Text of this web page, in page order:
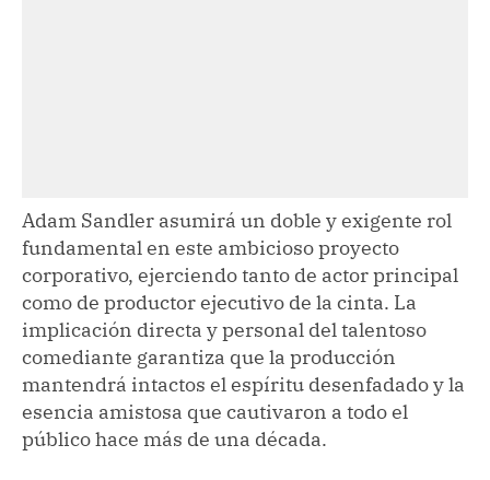
Adam Sandler asumirá un doble y exigente rol
fundamental en este ambicioso proyecto
corporativo, ejerciendo tanto de actor principal
como de productor ejecutivo de la cinta. La
implicación directa y personal del talentoso
comediante garantiza que la producción
mantendrá intactos el espíritu desenfadado y la
esencia amistosa que cautivaron a todo el
público hace más de una década.